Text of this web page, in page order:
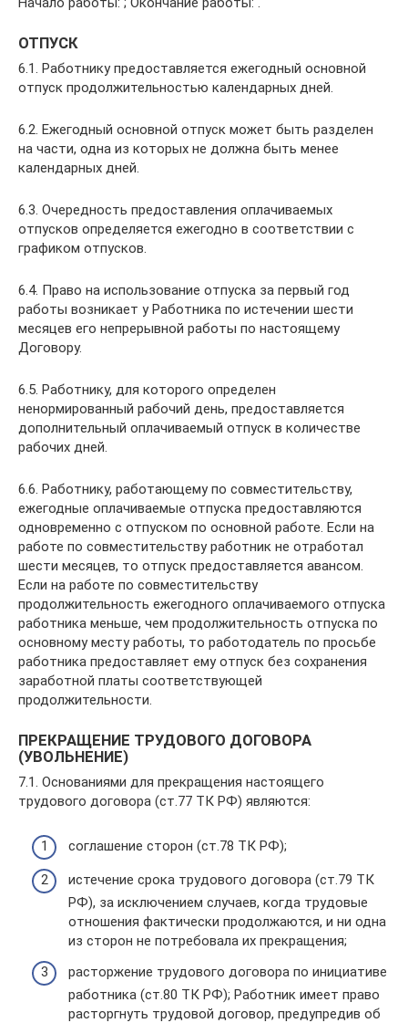
ОТПУСК
6.1. Работнику предоставляется ежегодный основной
отпуск продолжительностью календарных дней.
6.2. Ежегодный основной отпуск может быть разделен
на части, одна из которых не должна быть менее
календарных дней.
6.3. Очередность предоставления оплачиваемых
отпусков определяется ежегодно в соответствии с
графиком отпусков.
6.4. Право на использование отпуска за первый год
работы возникает у Работника по истечении шести
месяцев его непрерывной работы по настоящему
Договору.
6.5. Работнику, для которого определен
ненормированный рабочий день, предоставляется
дополнительный оплачиваемый отпуск в количестве
рабочих дней.
6.6. Работнику, работающему по совместительству,
ежегодные оплачиваемые отпуска предоставляются
одновременно с отпуском по основной работе. Если на
работе по совместительству работник не отработал
шести месяцев, то отпуск предоставляется авансом.
Если на работе по совместительству
продолжительность ежегодного оплачиваемого отпуска
работника меньше, чем продолжительность отпуска по
основному месту работы, то работодатель по просьбе
работника предоставляет ему отпуск без сохранения
заработной платы соответствующей
продолжительности.
ПРЕКРАЩЕНИЕ ТРУДОВОГО ДОГОВОРА
(УВОЛЬНЕНИЕ)
7.1. Основаниями для прекращения настоящего
трудового договора (ст.77 ТК РФ) являются:
соглашение сторон (ст.78 ТК РФ);
истечение срока трудового договора (ст.79 ТК
РФ), за исключением случаев, когда трудовые
отношения фактически продолжаются, и ни одна
из сторон не потребовала их прекращения;
расторжение трудового договора по инициативе
работника (ст.80 ТК РФ); Работник имеет право
расторгнуть трудовой договор, предупредив об